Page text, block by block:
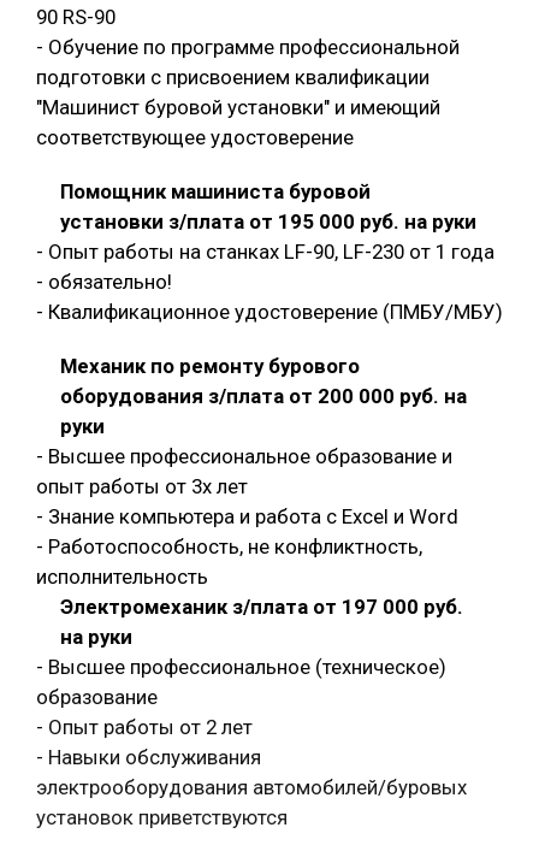
90 RS-90
- Обучение по программе профессиональной
подготовки с присвоением квалификации
"Машинист буровой установки" и имеющий
соответствующее удостоверение
Помощник машиниста буровой
установки з/плата от 195 000 руб. на руки
- Опыт работы на станках LF-90, LF-230 от 1 года
- обязательно!
- Квалификационное удостоверение (ПМБУ/МБУ)
Механик по ремонту бурового
оборудования з/плата от 200 000 руб. на
руки
- Высшее профессиональное образование и
опыт работы от 3х лет
- Знание компьютера и работа с Exсel и Word
- Работоспособность, не конфликтность,
исполнительность
Электромеханик з/плата от 197 000 руб.
на руки
- Высшее профессиональное (техническое)
образование
- Опыт работы от 2 лет
- Навыки обслуживания
электрооборудования автомобилей/буровых
установок приветствуются